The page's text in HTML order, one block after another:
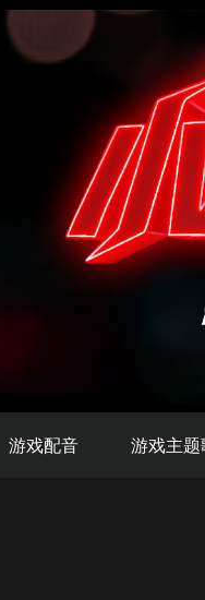
游戏配音 游戏主题